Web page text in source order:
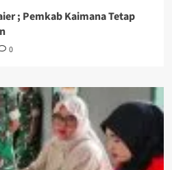
; Pemkab Kaimana Tetap
0